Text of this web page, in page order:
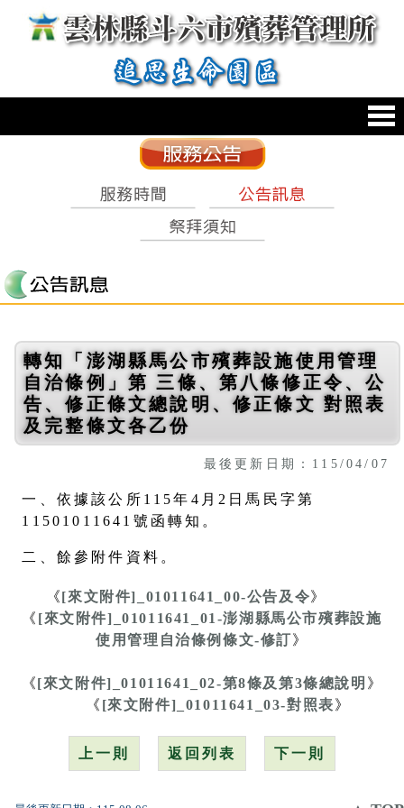
跳到主要內容區塊
轉知「澎湖縣馬公市殯葬設施使用管理
自治條例」第 三條、第八條修正令、公
告、修正條文總說明、修正條文 對照表
及完整條文各乙份
最後更新日期：115/04/07
一、依據該公所115年4月2日馬民字第
11501011641號函轉知。
二、餘參附件資料。
《[來文附件]_01011641_00-公告及令》
《 [來文附件]_01011641_01-澎湖縣馬公市殯葬設施
使用管理自治條例條文-修訂》
《[來文附件]_01011641_02-第8條及第3條總說明 》
《 [來文附件]_01011641_03-對照表》
上一則 返回列表 下一則